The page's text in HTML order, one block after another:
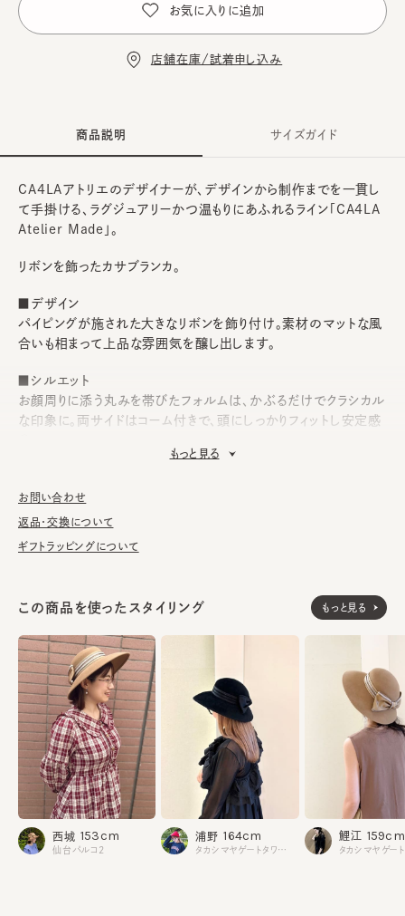
お気に入りに追加
店舗在庫/試着申し込み
商品説明
CA4LAアトリエのデザイナーが、デザインから制作までを一貫し
て手掛ける、ラグジュアリーかつ温もりにあふれるライン「CA4LA
Atelier Made」。
リボンを飾ったカサブランカ。
■デザイン
パイピングが施された大きなリボンを飾り付け。素材のマットな風
合いも相まって上品な雰囲気を醸し出します。
■シルエット
お顔周りに添う丸みを帯びたフォルムは、かぶるだけでクラシカル
な印象に。両サイドはコーム付きで、頭にしっかりフィットし安定感
フェルト素材を使用。秋冬コーディネートのアクセントにピッタリで
す。
■お手入れ方法
が汚れてしまう前の対策として、汗止めのハットライナーのお勧め
しております。
※コーム付き
※サイズ調節スベリ仕様（サイズを小さくする際は、調節テープを
まっすぐ引き出してください。逆向きに引っ張るとスベリを破損する
可能性がございます。）
※素材の性質上、斑点のように小さな不純物がございます。予め
ご了承いただいた上でご購入ください。
素材
本体：毛
飾り部分：レーヨン100%
部分：ポリエステル57% レーヨン43%
もっと見る
サイズガイド
お問い合わせ
返品・交換について
ギフトラッピングについて
この商品を使ったスタイリング もっと見る
西城 153cm
仙台パルコ2
浦野 164cm
タカシマヤゲートタワーモール
鯉江 159cm